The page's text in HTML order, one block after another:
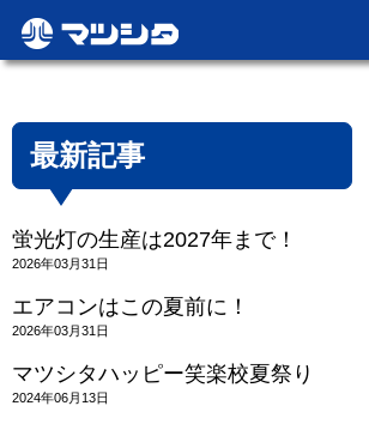
最新記事
蛍光灯の生産は2027年まで！
2026年03月31日
エアコンはこの夏前に！
2026年03月31日
マツシタハッピー笑楽校夏祭り
2024年06月13日